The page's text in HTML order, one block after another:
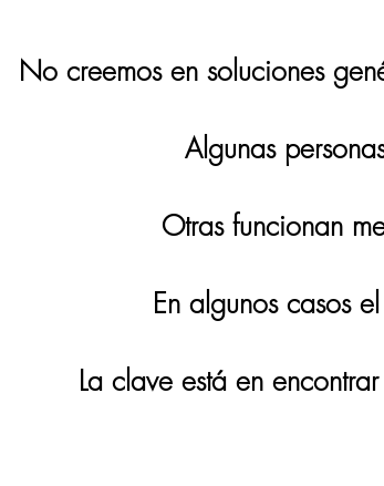
No creemos en soluciones
Algunas
Otras funcionan
En algunos casos
La clave está en